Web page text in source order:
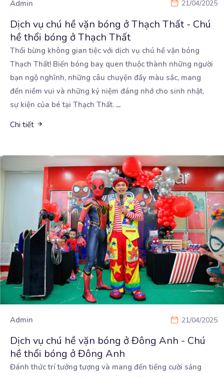
Admin 21/04/2025
Dịch vụ chú hề vặn bóng ở Thạch Thất - Chú
hề thổi bóng ở Thạch Thất
Thổi bừng không gian tiệc với dịch vụ chú hề vặn bóng
Thạch Thất! Biến bóng bay quen thuộc thành những người
bạn ngộ nghĩnh, những câu chuyện đầy màu sắc, mang
đến niềm vui và những kỷ niệm đáng nhớ cho sinh nhật,
sự kiện của bé tại Thạch Thất. ...
Chi tiết
Admin 21/04/2025
Dịch vụ chú hề vặn bóng ở Đông Anh - Chú
hề thổi bóng ở Đông Anh
Đánh thức trí tưởng tượng và mang đến tiếng cười sảng